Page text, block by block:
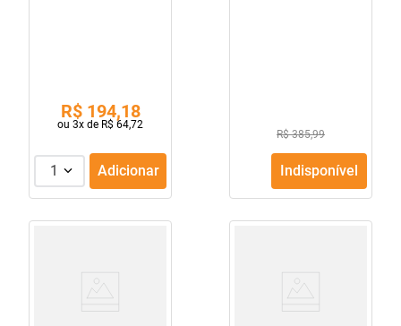
R$ 194,18
ou 3x de R$ 64,72
1 Adicionar
R$ 385,99
Indisponível